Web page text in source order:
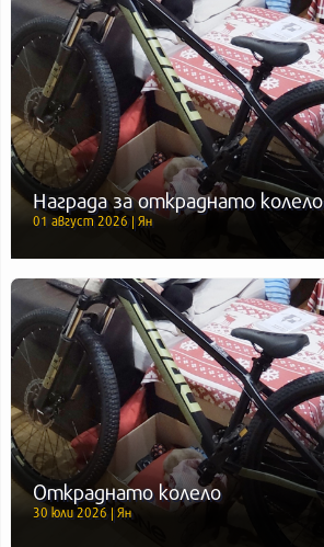
Награда за откраднато колело
01 август 2026 | Ян
Откраднато колело
30 юли 2026 | Ян